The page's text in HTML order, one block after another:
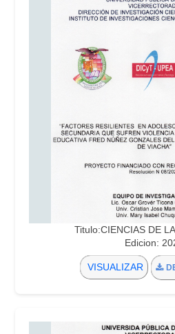
Titulo:CIENCIAS DE
Edicion:
VISUALIZAR